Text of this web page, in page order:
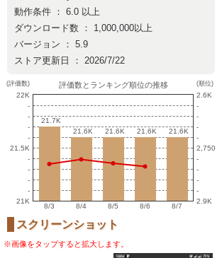
動作条件 ： 6.0 以上
ダウンロード数 ： 1,000,000以上
バージョン ： 5.9
ストア更新日 ： 2026/7/22
(評価数)
22K
-
-
-
-
21.5K
-
-
-
-
21K
評価数とランキング順位の推移
21.7K
21.7K
21.6K
21.6K 21.6K
21.6K 21.6K
21.6K 21.6K
21.6K
8/3 8/4 8/5 8/6 8/7
(順位)
2.6K
-
-
-
-
2,750
-
-
-
-
2.9K
スクリーンショット
※画像をタップすると拡大します。